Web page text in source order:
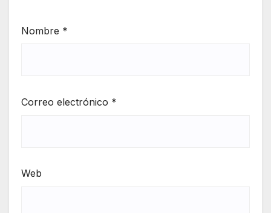
Nombre *
Correo electrónico *
Web